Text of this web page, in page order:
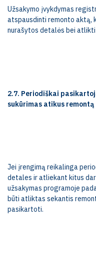
Užsakymo įvykdymas
atspausdinti remonto aktą,
nurašytos detalės bei
2.7. Periodiškai
sukūrimas atikus remontą
Jei įrengimą reikalinga
detales ir atliekant kitus
užsakymas programoje
būti atliktas sekantis
pasikartoti.